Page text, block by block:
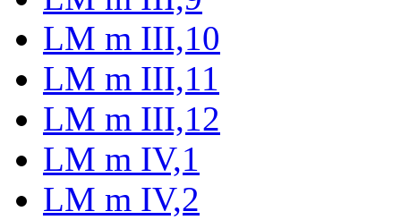
LM m III,10
LM m III,11
LM m III,12
LM m IV,1
LM m IV,2